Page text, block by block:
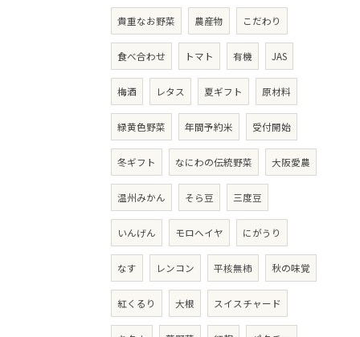
貴重なお野菜 農産物 こだわり
食べ合わせ トマト 有機 JAS
梅酒 レタス 夏ギフト 原材料
緑黄色野菜 年間予約米 受付開始
冬ギフト なにわの伝統野菜 大阪愛農
温州みかん そら豆 三度豆
いんげん モロヘイヤ にがうり
なす レンコン 平核無柿 秋の味覚
紅くるり 大根 スイスチャード